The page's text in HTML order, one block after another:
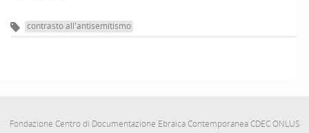
contrasto all'antisemitismo
Fondazione Centro di Documentazione Ebraica Contemporanea CDEC ONLUS